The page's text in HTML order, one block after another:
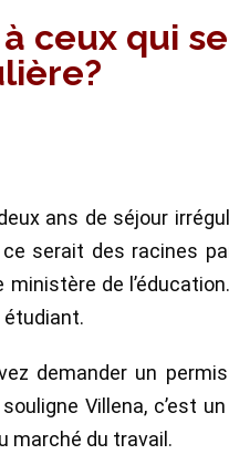
ceux qui
ans de séjour
serait des racines
de
étudiant.
demander un
Villena, c’est
marché du travail.